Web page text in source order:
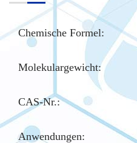
Chemische Formel:
Molekulargewicht:
CAS-Nr.:
Anwendungen: